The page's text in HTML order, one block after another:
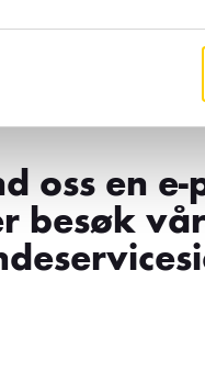
du
oss en e-
besøk vår